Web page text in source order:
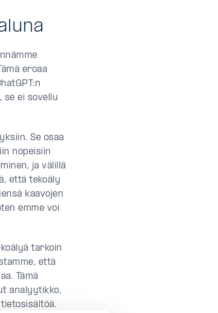
eroaa
se ei sovellu
Se osaa
nopeisiin
ja välillä
että tekoäly
kaavojen
emme voi
tarkoin
että
Tämä
analyytikko,